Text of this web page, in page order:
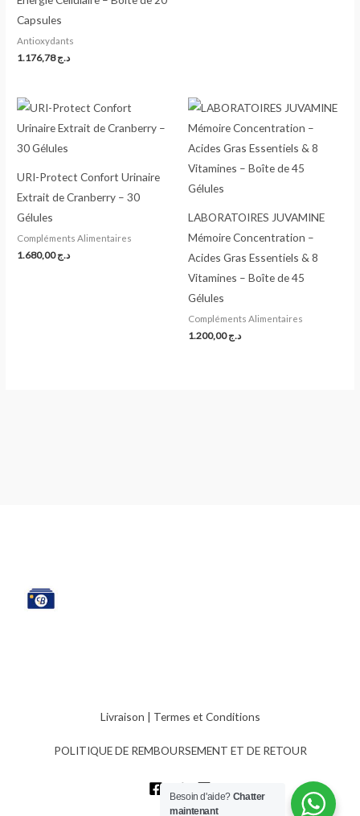
Capsules
Antioxydants
د.ج1.176,78
URI-Protect Confort Urinaire
Extrait de Cranberry – 30
Gélules
Compléments Alimentaires
د.ج1.680,00
LABORATOIRES JUVAMINE
Mémoire Concentration –
Acides Gras Essentiels & 8
Vitamines – Boîte de 45
Gélules
Compléments Alimentaires
د.ج1.200,00
Livraison | Termes et Conditions
POLITIQUE DE REMBOURSEMENT ET DE RETOUR
Besoin d'aide? Chatter
maintenant